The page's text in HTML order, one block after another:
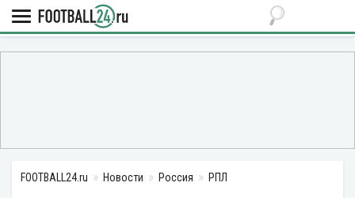
FOOTBALL24.ru Новости Россия РПЛ